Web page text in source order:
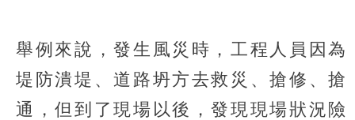
舉例來說，發生風災時，工程人員因為
堤防潰堤、道路坍方去救災、搶修、搶
通，但到了現場以後，發現現場狀況險